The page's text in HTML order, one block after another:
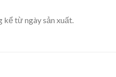
kể từ ngày sản xuất.